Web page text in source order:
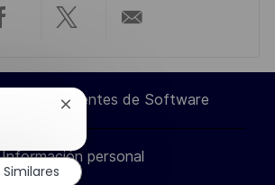
Compartir
a
de
Compartir
a
través
de
por
correo
electrónico
de Componentes de Software
Información personal
Cerrar
notificación
de
chatbot